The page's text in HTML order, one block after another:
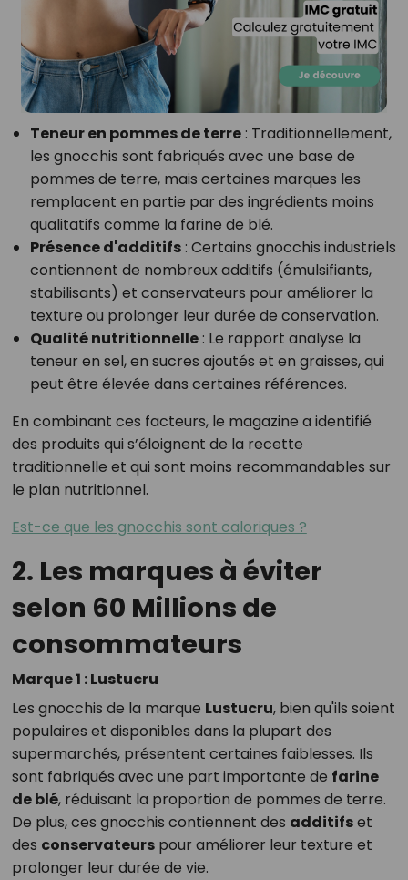
Teneur en pommes de terre: Traditionnellement,
les gnocchis sont fabriqués avec une base de
pommes de terre, mais certaines marques les
remplacent en partie par des ingrédients moins
qualitatifs comme la farine de blé.
Présence d'additifs: Certains gnocchis industriels
contiennent de nombreux additifs (émulsifiants,
stabilisants) et conservateurs pour améliorer la
texture ou prolonger leur durée de conservation.
Qualité nutritionnelle: Le rapport analyse la
teneur en sel, en sucres ajoutés et en graisses, qui
peut être élevée dans certaines références.
En combinant ces facteurs, le magazine a identifié
des produits qui s’éloignent de la recette
traditionnelle et qui sont moins recommandables sur
le plan nutritionnel.
Est-ce que les gnocchis sont caloriques ?
2. Les marques à éviter
selon 60 Millions de
consommateurs
Marque 1 : Lustucru
Les gnocchis de la marque Lustucru, bien qu'ils soient
populaires et disponibles dans la plupart des
supermarchés, présentent certaines faiblesses. Ils
sont fabriqués avec une part importante de farine
de blé, réduisant la proportion de pommes de terre.
De plus, ces gnocchis contiennent des additifset
des conservateurspour améliorer leur texture et
prolonger leur durée de vie.